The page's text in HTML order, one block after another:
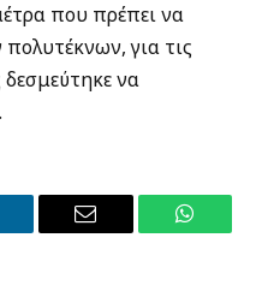
που πρέπει να
για τις
να
Email